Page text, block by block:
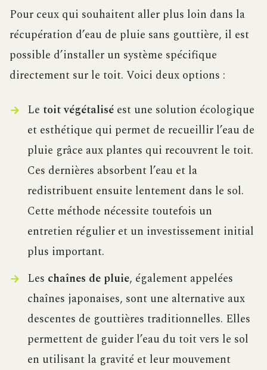
Pour ceux qui souhaitent aller plus loin dans la
récupération d’eau de pluie sans gouttière, il est
possible d’installer un système spécifique
directement sur le toit. Voici deux options :
Le toit végétaliséest une solution écologique
et esthétique qui permet de recueillir l’eau de
pluie grâce aux plantes qui recouvrent le toit.
Ces dernières absorbent l’eau et la
redistribuent ensuite lentement dans le sol.
Cette méthode nécessite toutefois un
entretien régulier et un investissement initial
plus important.
Les chaînes de pluie, également appelées
chaînes japonaises, sont une alternative aux
descentes de gouttières traditionnelles. Elles
permettent de guider l’eau du toit vers le sol
en utilisant la gravité et leur mouvement